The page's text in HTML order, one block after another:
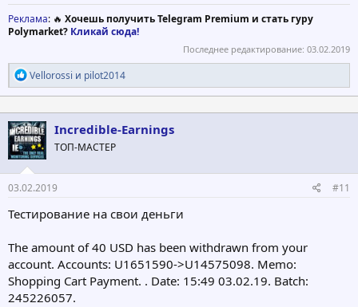
Реклама: 🔥 Хочешь получить Telegram Premium и стать гуру
Polymarket? Кликай сюда!
Последнее редактирование: 03.02.2019
Р
е
а
к
ц
и
и
:
Vellorossi и pilot2014
Incredible-Earnings
ТОП-МАСТЕР
03.02.2019 #11
Тестирование на свои деньги
The amount of 40 USD has been withdrawn from your
account. Accounts: U1651590->U14575098. Memo:
Shopping Cart Payment. . Date: 15:49 03.02.19. Batch:
245226057.